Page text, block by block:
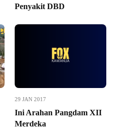
Penyakit DBD
29 JAN 2017
Ini Arahan Pangdam XII
Merdeka